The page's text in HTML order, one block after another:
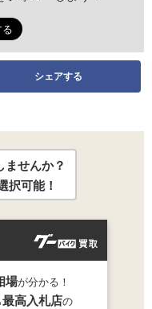
シェアする
ませんか？
択可能！
場が分かる！
最高入札店の